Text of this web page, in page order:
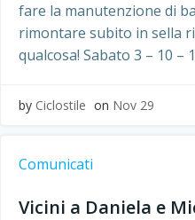
fare la manutenzione di
rimontare subito in sella
qualcosa! Sabato 3 – 10 –
by Ciclostile on Nov 29
Comunicati
Vicini a Daniela e